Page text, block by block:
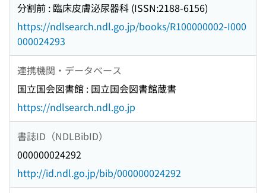
分割前 : 臨床皮膚泌尿器科 (ISSN:2188-6156)
https://ndlsearch.ndl.go.jp/books/R100000002-I000
000024293
連携機関・データベース
国立国会図書館 : 国立国会図書館蔵書
https://ndlsearch.ndl.go.jp
書誌ID（NDLBibID）
000000024292
http://id.ndl.go.jp/bib/000000024292